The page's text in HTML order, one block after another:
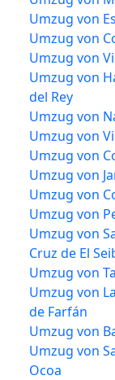
Umzug von
Umzug von
Umzug von
Umzug von
del Rey
Umzug von
Umzug von
Umzug von
Umzug von
Umzug von
Umzug von
Umzug von
Cruz de El
Umzug von
Umzug von
de Farfán
Umzug von
Umzug von
Ocoa